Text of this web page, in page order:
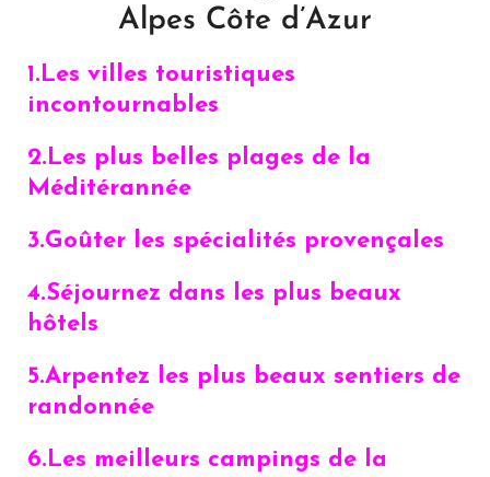
Alpes Côte d’Azur
1.Les villes touristiques
incontournables
2.Les plus belles plages de la
Méditérannée
3.Goûter les spécialités provençales
4.Séjournez dans les plus beaux
hôtels
5.Arpentez les plus beaux sentiers de
randonnée
6.Les meilleurs campings de la